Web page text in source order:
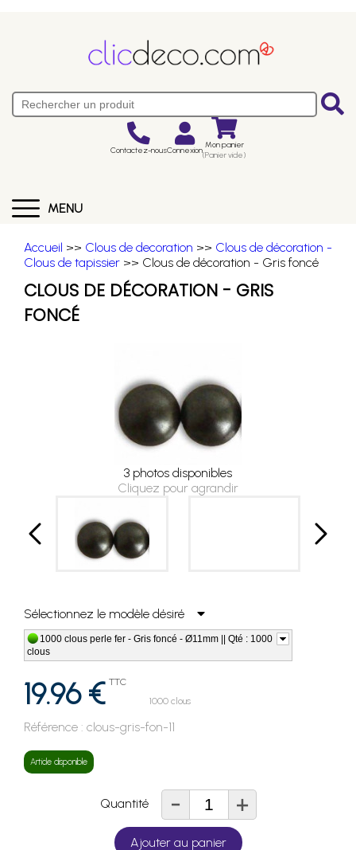
Contactez-nousConnexion Mon panier
(Panier vide)
MENU
Accueil >> Clous de decoration >> Clous de décoration -
Clous de tapissier >> Clous de décoration - Gris foncé
CLOUS DE DÉCORATION - GRIS
FONCÉ
3 photos disponibles
Cliquez pour agrandir
Sélectionnez le modèle désiré
1000 clous perle fer - Gris foncé - Ø11mm || Qté : 1000
clous
19.96 € TTC
1000 clous
Référence : clous-gris-fon-11
Article disponible
Quantité - +
Ajouter au panier